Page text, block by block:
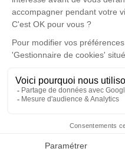
Faire-part
Un service de plantation
disponible ici.
Cérémonie
Église de Saint-
18200 Saint-